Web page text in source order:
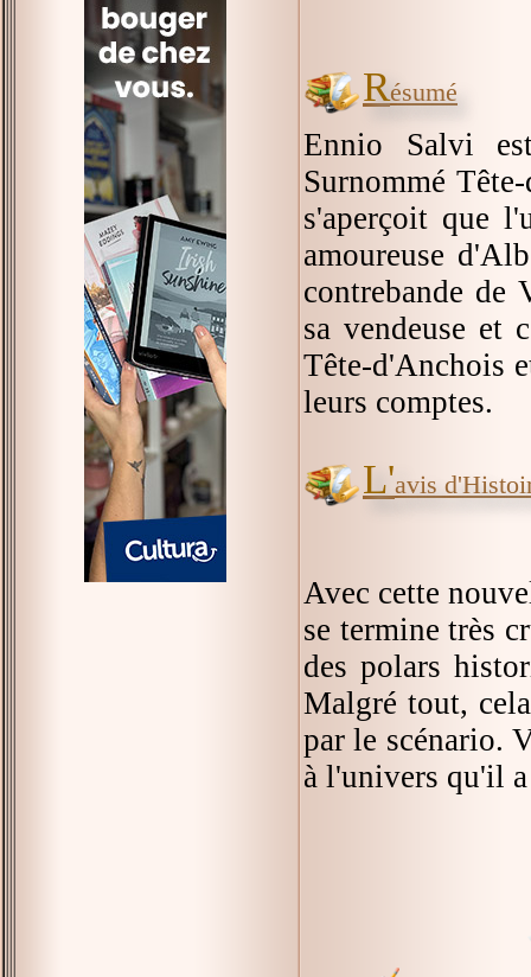
Résumé
Ennio Salvi
Surnommé
s'aperçoit que
amoureuse
contrebande de
sa vendeuse et
Tête-d'Anchois
leurs comptes.
L'avis
Avec cette
se termine très
des polars
Malgré tout,
par le scénario.
à l'univers qu'il a